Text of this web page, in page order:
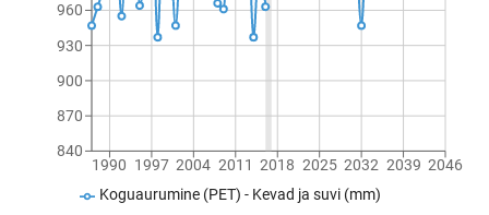
1990 1997 2004 2011 2018 2025 2032 2039 2046
840
870
900
930
960
Koguaurumine (PET) - Kevad ja suvi (mm)